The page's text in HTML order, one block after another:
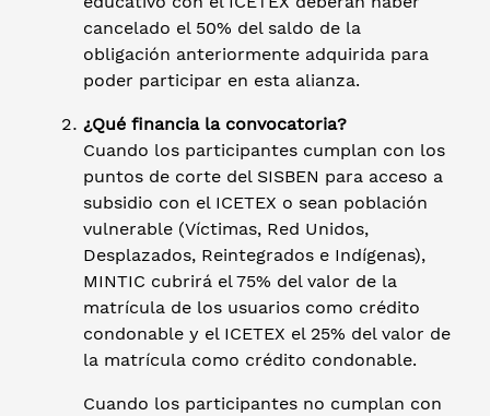
cancelado el 50% del saldo de la
obligación anteriormente adquirida para
poder participar en esta alianza.
¿Qué financia la convocatoria?
Cuando los participantes cumplan con los
puntos de corte del SISBEN para acceso a
subsidio con el ICETEX o sean población
vulnerable (Víctimas, Red Unidos,
Desplazados, Reintegrados e Indígenas),
MINTIC cubrirá el 75% del valor de la
matrícula de los usuarios como crédito
condonable y el ICETEX el 25% del valor de
la matrícula como crédito condonable.
Cuando los participantes no cumplan con